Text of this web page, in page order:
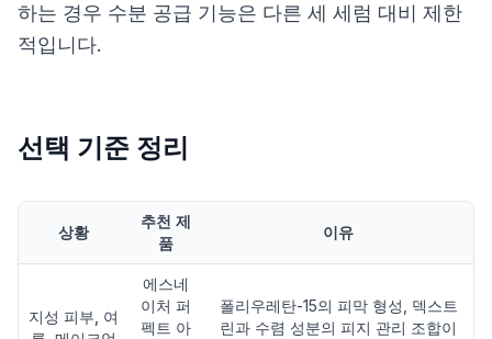
하는 경우 수분 공급 기능은 다른 세 세럼 대비 제한
적입니다.
선택 기준 정리
상황
추천 제
품
이유
지성 피부, 여
에스네
이처 퍼
펙트 아
폴리우레탄-15의 피막 형성, 덱스트
린과 수렴 성분의 피지 관리 조합이